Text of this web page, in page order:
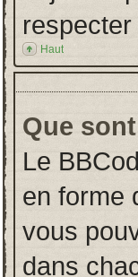
Haut
Que
Le
en forme
vous
dans